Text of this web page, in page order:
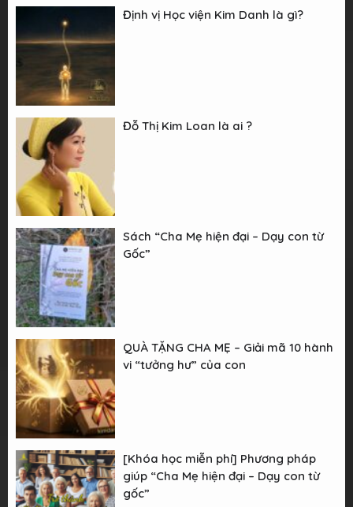
Định vị Học viện Kim Danh là gì?
Đỗ Thị Kim Loan là ai ?
Sách “Cha Mẹ hiện đại – Dạy con từ
Gốc”
QUÀ TẶNG CHA MẸ – Giải mã 10 hành
vi “tưởng hư” của con
[Khóa học miễn phí] Phương pháp
giúp “Cha Mẹ hiện đại – Dạy con từ
gốc”